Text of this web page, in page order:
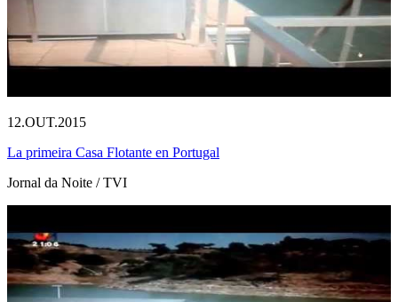
12.OUT.2015
La primeira Casa Flotante en Portugal
Jornal da Noite / TVI